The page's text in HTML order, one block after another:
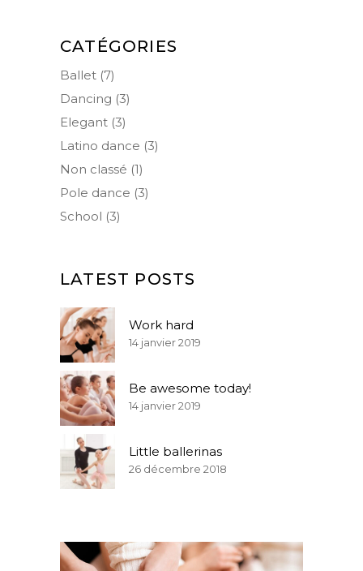
CATÉGORIES
Ballet (7)
Dancing (3)
Elegant (3)
Latino dance (3)
Non classé (1)
Pole dance (3)
School (3)
LATEST POSTS
Work hard
14 janvier 2019
Be awesome today!
14 janvier 2019
Little ballerinas
26 décembre 2018